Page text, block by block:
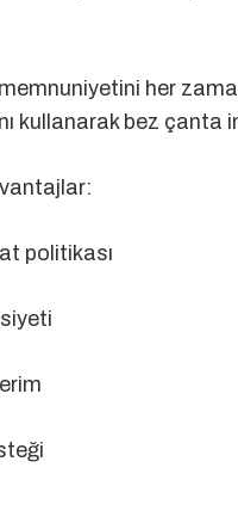
her
kullanarak bez çanta
politikası